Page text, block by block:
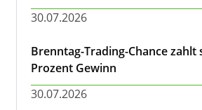
30.07.2026
Brenntag-Trading-Chance zahlt
Prozent Gewinn
30.07.2026